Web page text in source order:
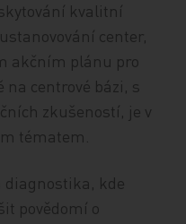
kvalitní
center,
akčním plánu pro
na centrové bázi, s
zkušeností, je v
tématem.
diagnostika, kde
povědomí o